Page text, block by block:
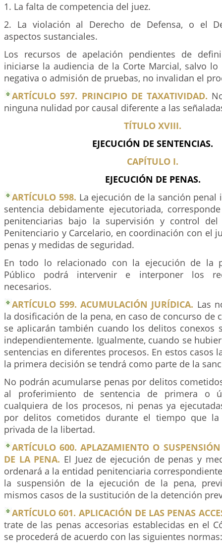
1. La falta de competencia del juez.
2. La violación al Derecho de Defensa, o el
aspectos sustanciales.
Los recursos de apelación pendientes de
iniciarse la audiencia de la Corte Marcial, salvo
negativa o admisión de pruebas, no invalidan el
ARTÍCULO 597. PRINCIPIO DE TAXATIVIDAD.
ninguna nulidad por causal diferente a las
TÍTULO XVIII.
EJECUCIÓN DE SENTENCIAS.
CAPÍTULO I.
EJECUCIÓN DE PENAS.
ARTÍCULO 598. La ejecución de la sanción
sentencia debidamente ejecutoriada,
penitenciarias bajo la supervisión y control
Penitenciario y Carcelario, en coordinación con el
penas y medidas de seguridad.
En todo lo relacionado con la ejecución de la
Público podrá intervenir e interponer los
necesarios.
ARTÍCULO 599. ACUMULACIÓN JURÍDICA. Las
la dosificación de la pena, en caso de concurso de
se aplicarán también cuando los delitos conexos
independientemente. Igualmente, cuando se
sentencias en diferentes procesos. En estos casos
la primera decisión se tendrá como parte de la
No podrán acumularse penas por delitos
al proferimiento de sentencia de primera o
cualquiera de los procesos, ni penas ya
por delitos cometidos durante el tiempo que la
privada de la libertad.
ARTÍCULO 600. APLAZAMIENTO O
DE LA PENA. El Juez de ejecución de penas y
ordenará a la entidad penitenciaria
la suspensión de la ejecución de la pena,
mismos casos de la sustitución de la detención
ARTÍCULO 601. APLICACIÓN DE LAS PENAS
trate de las penas accesorias establecidas en el
se procederá de acuerdo con las siguientes normas: